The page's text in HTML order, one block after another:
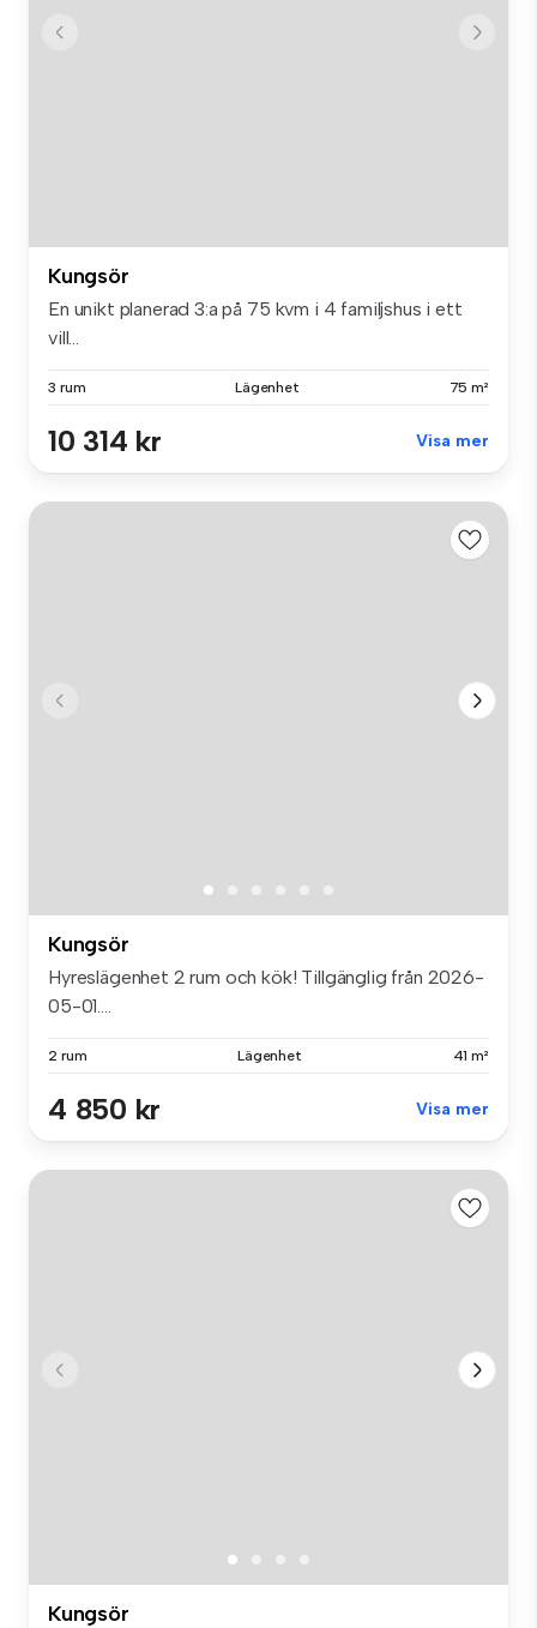
Kungsör
En unikt planerad 3:a på 75 kvm i 4 familjshus i ett
vill...
3 rum Lägenhet 75 m²
10 314 kr Visa mer
Kungsör
Hyreslägenhet 2 rum och kök! Tillgänglig från 2026-
05-01....
2 rum Lägenhet 41 m²
4 850 kr Visa mer
Kungsör